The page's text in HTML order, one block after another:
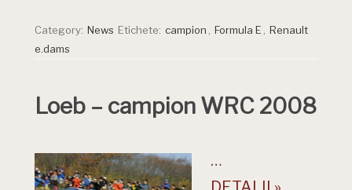
Category: News Etichete: campion Formula E
Renault
e.dams
Loeb – campion WRC 2008
…